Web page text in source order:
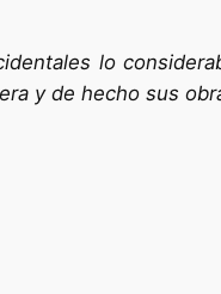
lo
y de hecho sus